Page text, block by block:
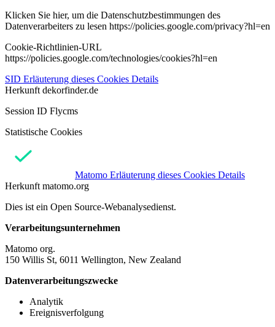
Klicken Sie hier, um die Datenschutzbestimmungen des
Datenverarbeiters zu lesen https://policies.google.com/privacy?hl=en
Cookie-Richtlinien-URL
https://policies.google.com/technologies/cookies?hl=en
SID Erläuterung dieses Cookies Details
Herkunft dekorfinder.de
Session ID Flycms
Statistische Cookies
Matomo Erläuterung dieses Cookies Details
Herkunft matomo.org
Dies ist ein Open Source-Webanalysedienst.
Verarbeitungsunternehmen
Matomo org.
150 Willis St, 6011 Wellington, New Zealand
Datenverarbeitungszwecke
Analytik
Ereignisverfolgung